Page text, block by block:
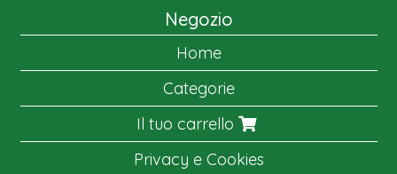
Negozio
Home
Categorie
Il tuo carrello
Privacy e Cookies